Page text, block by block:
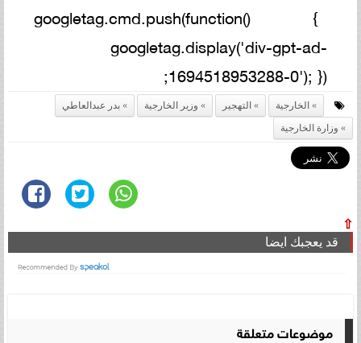
googletag.cmd.push(function() {
googletag.display('div-gpt-ad-
1694518953288-0'); });
الخارجية التهجير وزير الخارجية
بدر عبدالعاطي
وزارة الخارجية
⇧
قد يعجبك ايضا
موضوعات متعلقة